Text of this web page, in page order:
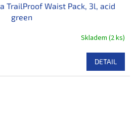
TrailProof Waist Pack, 3l, acid
green
Skladem (2 ks)
DETAIL